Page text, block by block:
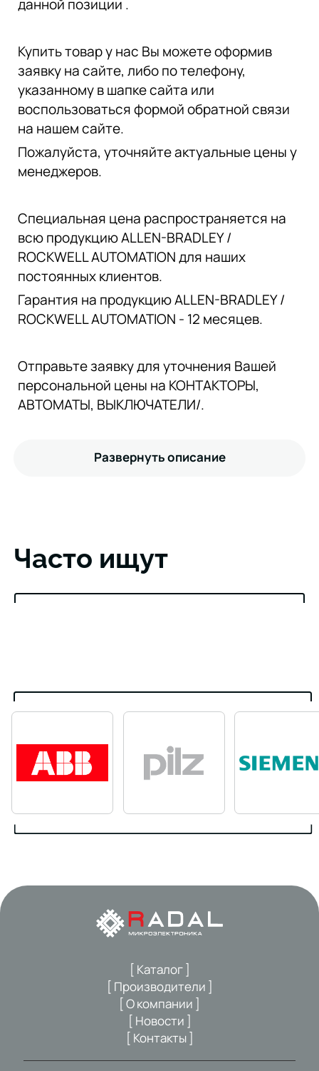
данной позиции .
Купить товар у нас Вы можете оформив
заявку на сайте, либо по телефону,
указанному в шапке сайта или
воспользоваться формой обратной связи
на нашем сайте.
Пожалуйста, уточняйте актуальные цены у
менеджеров.
Специальная цена распространяется на
всю продукцию ALLEN-BRADLEY /
ROCKWELL AUTOMATION для наших
постоянных клиентов.
Гарантия на продукцию ALLEN-BRADLEY /
ROCKWELL AUTOMATION - 12 месяцев.
Отправьте заявку для уточнения Вашей
персональной цены на КОНТАКТОРЫ,
АВТОМАТЫ, ВЫКЛЮЧАТЕЛИ/.
Развернуть описание
Часто ищут
[ Каталог ]
[ Производители ]
[ О компании ]
[ Новости ]
[ Контакты ]